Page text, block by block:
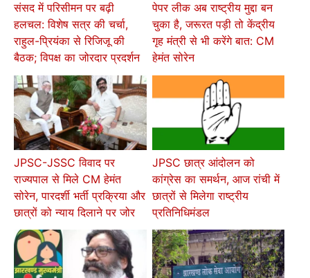
संसद में परिसीमन पर बढ़ी
हलचल: विशेष सत्र की चर्चा,
राहुल-प्रियंका से रिजिजू की
बैठक; विपक्ष का जोरदार प्रदर्शन
पेपर लीक अब राष्ट्रीय मुद्दा बन
चुका है, जरूरत पड़ी तो केंद्रीय
गृह मंत्री से भी करेंगे बात: CM
हेमंत सोरेन
JPSC-JSSC विवाद पर
राज्यपाल से मिले CM हेमंत
सोरेन, पारदर्शी भर्ती प्रक्रिया और
छात्रों को न्याय दिलाने पर जोर
JPSC छात्र आंदोलन को
कांग्रेस का समर्थन, आज रांची में
छात्रों से मिलेगा राष्ट्रीय
प्रतिनिधिमंडल